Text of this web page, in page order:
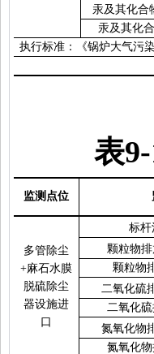
汞及其化合
汞及其化
执行标准：《锅炉大气污
表
监测点位
多管除尘
+麻石水膜
脱硫除尘
器设施进
口
标杆
颗粒物
颗粒物
二氧化硫
二氧化
氮氧化物
氮氧化